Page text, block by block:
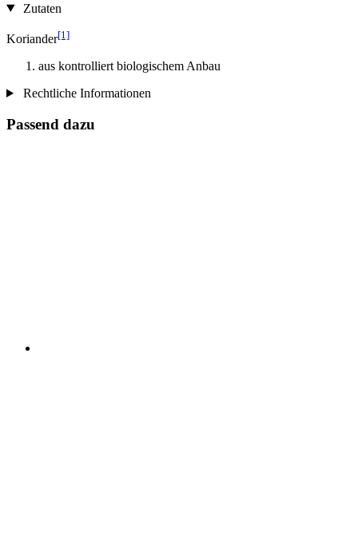
Zutaten
Koriander[1]
aus kontrolliert biologischem Anbau
Rechtliche Informationen
Passend dazu